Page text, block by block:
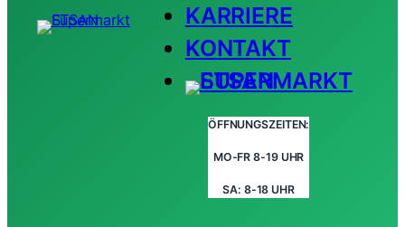
KARRIERE
KONTAKT
ÖFFNUNGSZEITEN:
MO-FR 8-19 UHR
SA: 8-18 UHR